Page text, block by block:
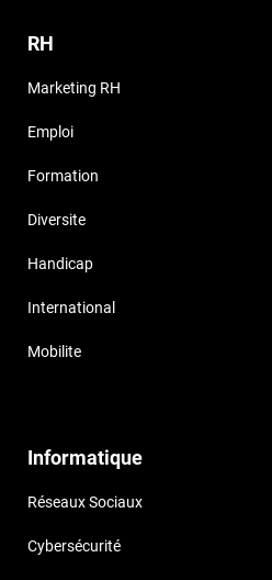
RH
Marketing RH
Emploi
Formation
Diversite
Handicap
International
Mobilite
Informatique
Réseaux Sociaux
Cybersécurité